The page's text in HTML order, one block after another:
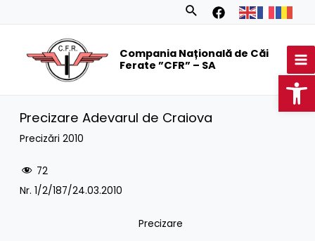
Search
Compania Națională de Căi
Ferate ”CFR” – SA
Precizare Adevarul de Craiova
Precizări 2010
72
Nr. 1/2/187/24.03.2010
Precizare